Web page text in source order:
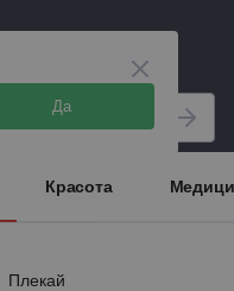
Да
Красота
Плекай